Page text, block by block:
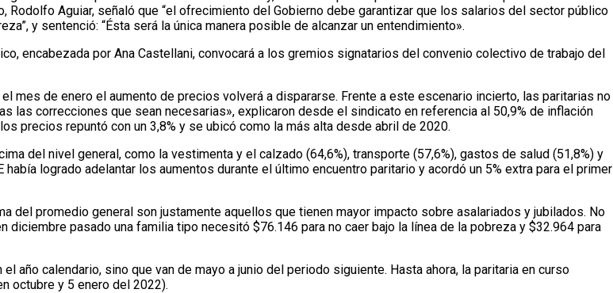
Rodolfo Aguiar, señaló que “el ofrecimiento del Gobierno debe garantizar que los salarios del sector público
y sentenció: “Ésta será la única manera posible de alcanzar un entendimiento».
encabezada por Ana Castellani, convocará a los gremios signatarios del convenio colectivo de trabajo del
mes de enero el aumento de precios volverá a dispararse. Frente a este escenario incierto, las paritarias no
las correcciones que sean necesarias», explicaron desde el sindicato en referencia al 50,9% de inflación
precios repuntó con un 3,8% y se ubicó como la más alta desde abril de 2020.
del nivel general, como la vestimenta y el calzado (64,6%), transporte (57,6%), gastos de salud (51,8%) y
logrado adelantar los aumentos durante el último encuentro paritario y acordó un 5% extra para el primer
del promedio general son justamente aquellos que tienen mayor impacto sobre asalariados y jubilados. No
pasado una familia tipo necesitó $76.146 para no caer bajo la línea de la pobreza y $32.964 para
año calendario, sino que van de mayo a junio del periodo siguiente. Hasta ahora, la paritaria en curso
octubre y 5 enero del 2022).